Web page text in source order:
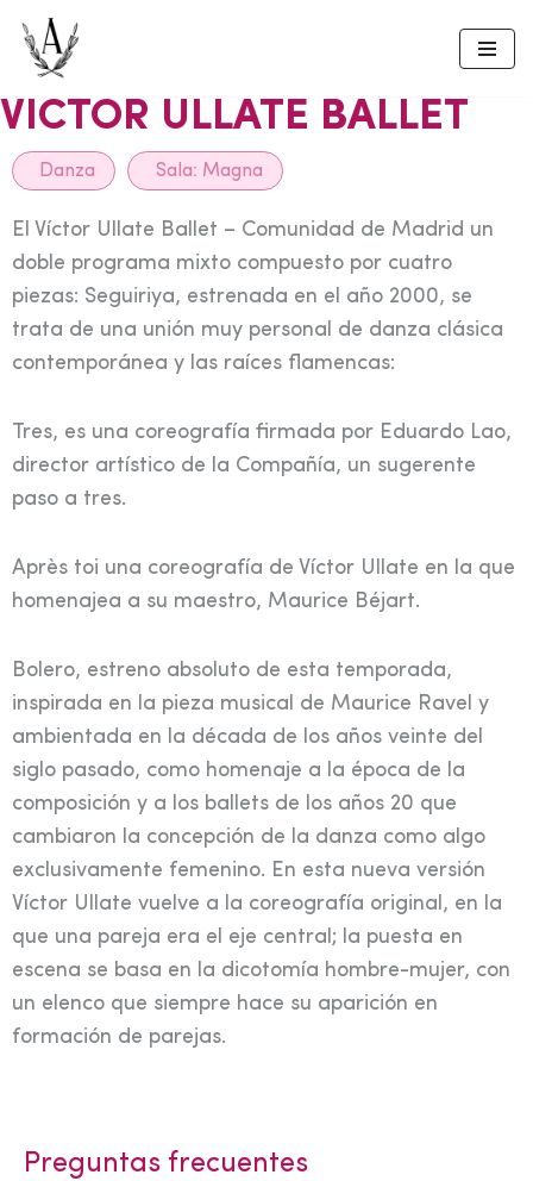
Skip
to
content
VICTOR ULLATE BALLET
Danza Sala: Magna
El Víctor Ullate Ballet – Comunidad de Madrid un
doble programa mixto compuesto por cuatro
piezas: Seguiriya, estrenada en el año 2000, se
trata de una unión muy personal de danza clásica
contemporánea y las raíces flamencas:
Tres, es una coreografía firmada por Eduardo Lao,
director artístico de la Compañía, un sugerente
paso a tres.
Après toi una coreografía de Víctor Ullate en la que
homenajea a su maestro, Maurice Béjart.
Bolero, estreno absoluto de esta temporada,
inspirada en la pieza musical de Maurice Ravel y
ambientada en la década de los años veinte del
siglo pasado, como homenaje a la época de la
composición y a los ballets de los años 20 que
cambiaron la concepción de la danza como algo
exclusivamente femenino. En esta nueva versión
Víctor Ullate vuelve a la coreografía original, en la
que una pareja era el eje central; la puesta en
escena se basa en la dicotomía hombre-mujer, con
un elenco que siempre hace su aparición en
formación de parejas.
Preguntas frecuentes